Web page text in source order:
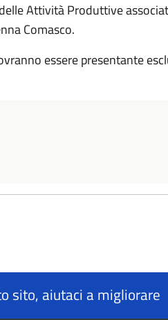
Attività Produttive
Comasco.
essere presentante
sito, aiutaci a migliorare